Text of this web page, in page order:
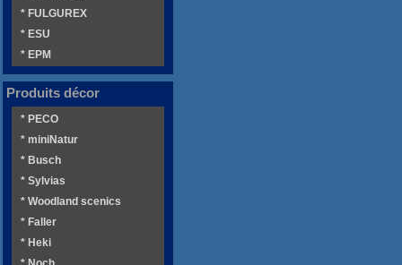
* FULGUREX
* ESU
* EPM
Produits décor
* PECO
* miniNatur
* Busch
* Sylvias
* Woodland scenics
* Faller
* Heki